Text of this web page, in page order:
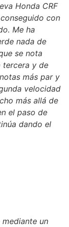
Honda CRF
con
Me ha
nada de
se nota
tercera y de
más par y
velocidad
más allá de
el paso de
dando el
un